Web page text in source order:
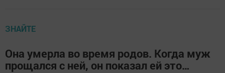
ЗНАЙТЕ
Она умерла во время родов. Когда муж
прощался с ней, он показал ей это…